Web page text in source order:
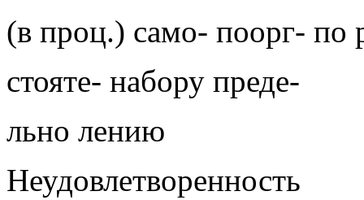
(в проц.) само- поорг- по
стояте- набору преде-
льно лению
Неудовлетворенность